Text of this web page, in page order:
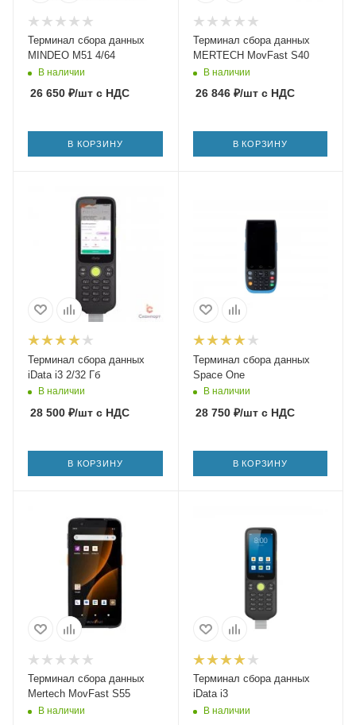
Терминал сбора данных
MINDEO M51 4/64
В наличии
26 650 ₽/шт с НДС
В КОРЗИНУ
Терминал сбора данных
MERTECH MovFast S40
В наличии
26 846₽/штс НДС
В КОРЗИНУ
Терминал сбора данных
iData i3 2/32 Гб
В наличии
28 500 ₽/шт с НДС
В КОРЗИНУ
Терминал сбора данных
Space One
В наличии
28 750₽/штс НДС
В КОРЗИНУ
Терминал сбора данных
Mertech MovFast S55
В наличии
Терминал сбора данных
iData i3
В наличии